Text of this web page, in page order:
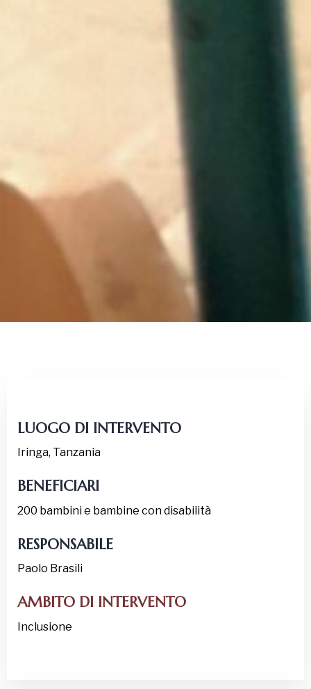
LUOGO DI INTERVENTO
Iringa, Tanzania
BENEFICIARI
200 bambini e bambine con disabilità
RESPONSABILE
Paolo Brasili
AMBITO DI INTERVENTO
Inclusione